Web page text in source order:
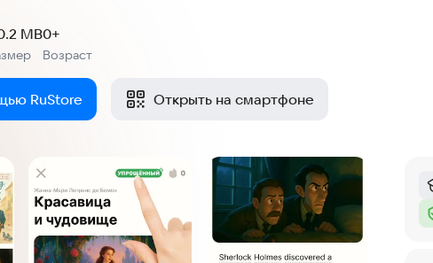
MB
Возраст
0+
RuStore Открыть на смартфоне